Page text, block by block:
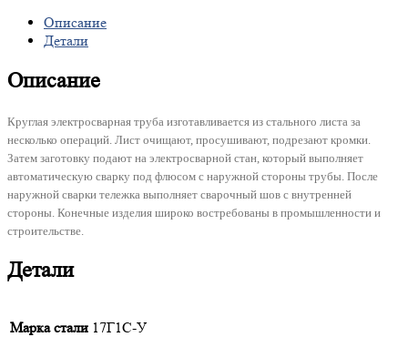
Описание
Детали
Описание
Круглая электросварная труба изготавливается из стального листа за
несколько операций. Лист очищают, просушивают, подрезают кромки.
Затем заготовку подают на электросварной стан, который выполняет
автоматическую сварку под флюсом с наружной стороны трубы. После
наружной сварки тележка выполняет сварочный шов с внутренней
стороны. Конечные изделия широко востребованы в промышленности и
строительстве.
Детали
Марка стали 17Г1С-У